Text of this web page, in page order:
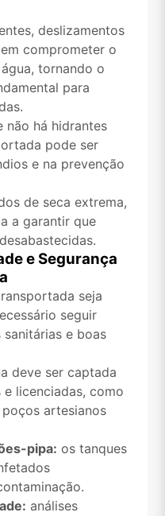
deslizamentos
comprometer o
tornando o
para
não há hidrantes
pode ser
e na prevenção
de seca extrema,
a garantir que
e Segurança
seja
seguir
sanitárias e boas
deve ser captada
licenciadas, como
artesianos
pipa: os tanques
análises